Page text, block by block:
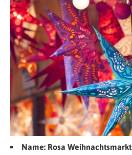
Name: Rosa Weihnachtsmarkt